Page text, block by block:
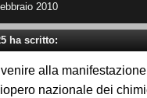
2010
ha scritto:
alla
nazionale dei